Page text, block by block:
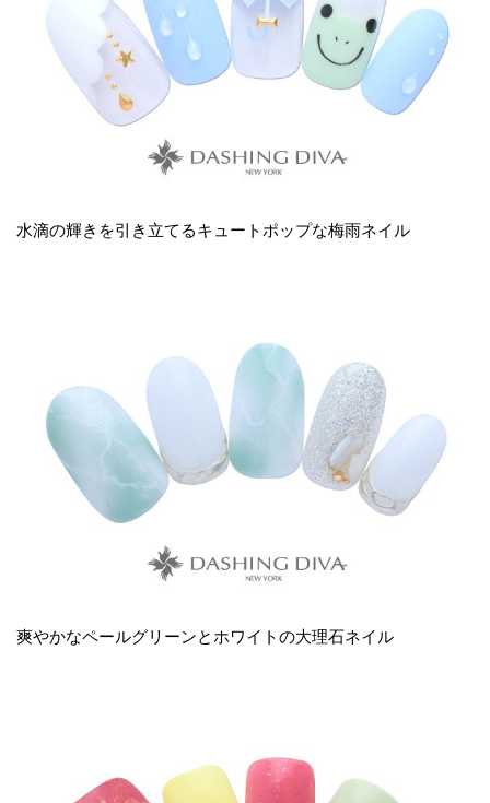
水滴の輝きを引き立てるキュートポップな梅雨ネイル
爽やかなペールグリーンとホワイトの大理石ネイル